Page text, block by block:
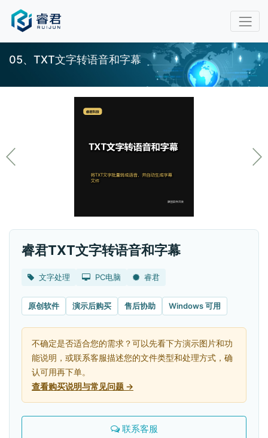
05、TXT文字转语音和字幕
睿君TXT文字转语音和字幕
文字处理 PC电脑 睿君
原创软件 演示后购买 售后协助 Windows 可用
不确定是否适合您的需求？可以先看下方演示图片和功
能说明，或联系客服描述您的文件类型和处理方式，确
认可用再下单。
查看购买说明与常见问题 →
联系客服